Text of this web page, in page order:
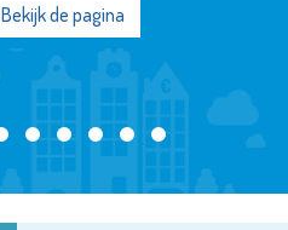
Bekijk de pagina